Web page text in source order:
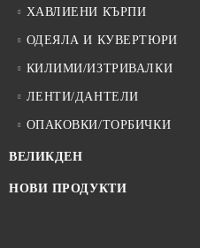
ХАВЛИЕНИ КЪРПИ
ОДЕЯЛА И КУВЕРТЮРИ
КИЛИМИ/ИЗТРИВАЛКИ
ЛЕНТИ/ДАНТЕЛИ
ОПАКОВКИ/ТОРБИЧКИ
ВЕЛИКДЕН
НОВИ ПРОДУКТИ